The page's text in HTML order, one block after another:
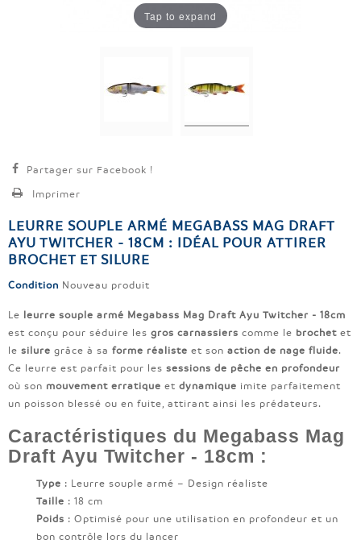
Tap to expand
Partager sur Facebook !
Imprimer
LEURRE SOUPLE ARMÉ MEGABASS MAG DRAFT
AYU TWITCHER - 18CM : IDÉAL POUR ATTIRER
BROCHET ET SILURE
Condition Nouveau produit
Le leurre souple armé Megabass Mag Draft Ayu Twitcher - 18cm
est conçu pour séduire les gros carnassiers comme le brochet et
le silure grâce à sa forme réaliste et son action de nage fluide.
Ce leurre est parfait pour les sessions de pêche en profondeur
où son mouvement erratique et dynamique imite parfaitement
un poisson blessé ou en fuite, attirant ainsi les prédateurs.
Caractéristiques du Megabass Mag
Draft Ayu Twitcher - 18cm :
Type : Leurre souple armé – Design réaliste
Taille : 18 cm
Poids : Optimisé pour une utilisation en profondeur et un
bon contrôle lors du lancer